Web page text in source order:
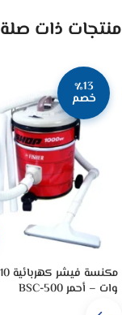
منتجات ذات صلة
٪13
خصم
وات – أحمر BSC-500